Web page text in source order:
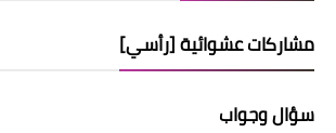
مشاركات عشوائية [رأسي]
سؤال وجواب